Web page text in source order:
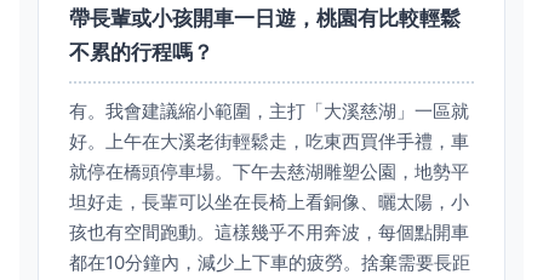
帶長輩或小孩開車一日遊，桃園有比較輕鬆
不累的行程嗎？
有。我會建議縮小範圍，主打「大溪慈湖」一區就
好。上午在大溪老街輕鬆走，吃東西買伴手禮，車
就停在橋頭停車場。下午去慈湖雕塑公園，地勢平
坦好走，長輩可以坐在長椅上看銅像、曬太陽，小
孩也有空間跑動。這樣幾乎不用奔波，每個點開車
都在10分鐘內，減少上下車的疲勞。捨棄需要長距